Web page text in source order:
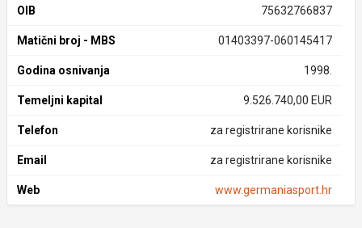
OIB 75632766837
Matični broj - MBS 01403397-060145417
Godina osnivanja 1998.
Temeljni kapital 9.526.740,00 EUR
Telefon za registrirane korisnike
Email za registrirane korisnike
Web www.germaniasport.hr